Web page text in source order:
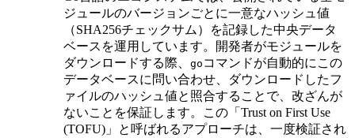
ジュールのバージョンごとに一意なハッシュ値
（SHA256チェックサム）を記録した中央データ
ベースを運用しています。開発者がモジュールを
ダウンロードする際、 go コマンドが自動的にこの
データベースに問い合わせ、ダウンロードしたフ
ァイルのハッシュ値と照合することで、改ざんが
ないことを保証します。この「Trust on First Use
(TOFU)」と呼ばれるアプローチは、一度検証され